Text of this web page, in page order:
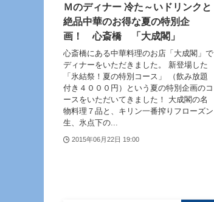
Ｍのディナー 冷た～いドリンクと
絶品中華のお得な夏の特別企
画！ 心斎橋 「大成閣」
心斎橋にある中華料理のお店「大成閣」で
ディナーをいただきました。 新登場した
「氷結祭！夏の特別コース」 （飲み放題
付き４０００円）という夏の特別企画のコ
ースをいただいてきました！ 大成閣の名
物料理７品と、キリン一番搾りフローズン
生、氷点下の...
2015年06月22日 19:00